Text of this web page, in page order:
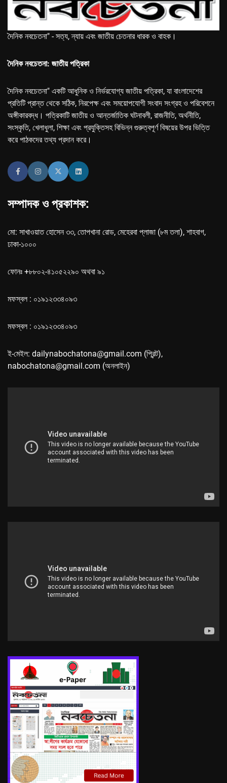
দৈনিক নবচেতনা" - সত্য, ন্যায় এবং জাতীয় চেতনার ধারক ও বাহক।
দৈনিক নবচেতনা: জাতীয় পত্রিকা
দৈনিক নবচেতনা" একটি আধুনিক ও নির্ভরযোগ্য জাতীয় পত্রিকা, যা বাংলাদেশের
প্রতিটি প্রান্ত থেকে সঠিক, নিরপেক্ষ এবং সময়োপযোগী সংবাদ সংগ্রহ ও পরিবেশনে
অঙ্গীকারবদ্ধ। পত্রিকাটি জাতীয় ও আন্তর্জাতিক ঘটনাবলী, রাজনীতি, অর্থনীতি,
সংস্কৃতি, খেলাধুলা, শিক্ষা এবং প্রযুক্তিসহ বিভিন্ন গুরুত্বপূর্ণ বিষয়ের উপর ভিত্তি
করে পাঠকদের তথ্য প্রদান করে।
সম্পাদক ও প্রকাশক:
মো: সাখাওয়াত হোসেন ৩৩, তোপখানা রোড, মেহেরবা প্লাজা (৮ম তলা), শাহবাগ,
ঢাকা-১০০০
ফোনঃ +৮৮০২-৪১০৫২২৯০ অথবা ৯১
মফস্বল : ০১৯১২৩৩৪০৯৩
মফস্বল : ০১৯১২৩৩৪০৯৩
ই-মেইল: dailynabochatona@gmail.com (প্রিন্ট),
nabochatona@gmail.com (অনলাইন)